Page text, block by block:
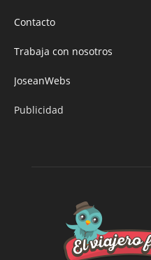
Contacto
Trabaja con nosotros
JoseanWebs
Publicidad